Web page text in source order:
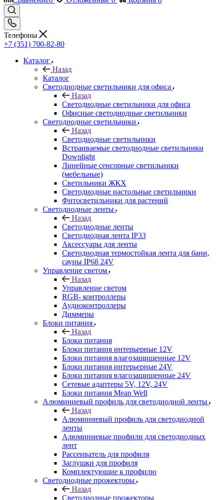
Телефоны
+7 (351) 700-82-80
Каталог
Назад
Каталог
Светодиодные светильники для офиса
Назад
Светодиодные светильники для офиса
Офисные светодиодные светильники
Светодиодные светильники
Назад
Светодиодные светильники
Встраиваемые светодиодные светильники
Downlight
Линейные сенсорные светильники
(мебельные)
Светильники ЖКХ
Светодиодные настольные светильники
Фитосветильники для растений
Светодиодные ленты
Назад
Светодиодные ленты
Светодиодная лента IP33
Аксессуары для ленты
Светодиодная термостойкая лента для бани,
сауны IP68 24V
Управление светом
Назад
Управление светом
RGB- контроллеры
Аудиоконтроллеры
Диммеры
Блоки питания
Назад
Блоки питания
Блоки питания интерьерные 12V
Блоки питания влагозащищенные 12V
Блоки питания интерьерные 24V
Блоки питания влагозащищенные 24V
Сетевые адаптеры 5V, 12V, 24V
Блоки питания Mean Well
Алюминиевый профиль для светодиодной ленты
Назад
Алюминиевый профиль для светодиодной
ленты
Алюминиевые профили для светодиодных
лент
Рассеиватель для профиля
Заглушки для профиля
Комплектующие к профилю
Светодиодные прожекторы
Назад
Светодиодные прожекторы